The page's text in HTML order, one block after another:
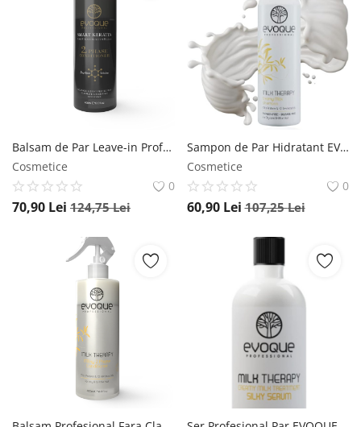
Autentificare
Înregistrare
Balsam de Par Leave-in Profesional EVOQUE Smart Keratin, 400 ml , Balsam Fara Clatire cu Keratina, Ulei de Argan si Macadamia, Anti-Frizz, Protectie UV Evoque
Cosmetice
0
70,90 Lei 124,75Lei
Sampon de Par Hidratant EVOQUE Milk Therapy, 400 ml , Fara Sulfati si Parabeni, Cu 12 Aminoacizi si Vitamina E , Reparare, Anti-Frizz, Profesional Evoque
Cosmetice
0
60,90 Lei 107,25Lei